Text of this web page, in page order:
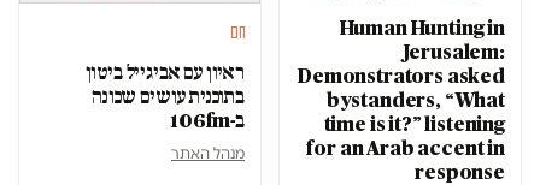
Human Hunting in
Jerusalem:
Demonstrators asked
bystanders, “What
time is it?” listening
for an Arab accent in
response
חם
ראיון עם אביגייל ביטון
בתוכנית עושים שכונה
ב-106fm
מנהל האתר